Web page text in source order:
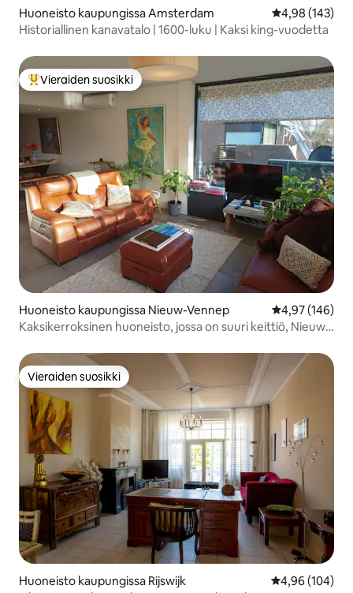
Huoneisto kaupungissa Amsterdam
4,98 (143)
Historiallinen kanavatalo | 1600-luku | Kaksi king-vuodetta
Vieraiden suosikkien parhaimmistoa
Vieraiden suosikki
Huoneisto kaupungissa Nieuw-Vennep
4,97 (146)
Kaksikerroksinen huoneisto, jossa on suuri keittiö, Nieuw-
Vieraiden suosikki
Vieraiden suosikki
Huoneisto kaupungissa Rijswijk
4,96 (104)